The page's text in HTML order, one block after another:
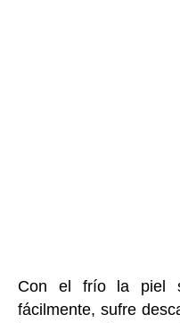
Con el frío la piel
fácilmente, sufre